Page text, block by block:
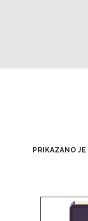
PRIKAZANO